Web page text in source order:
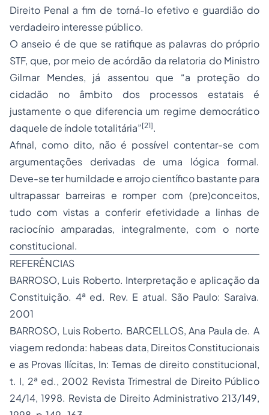
Direito Penal a fim de torná-lo efetivo e guardião do
verdadeiro interesse público.
O anseio é de que se ratifique as palavras do próprio
STF, que, por meio de acórdão da relatoria do Ministro
Gilmar Mendes, já assentou que “a proteção do
cidadão no âmbito dos processos estatais é
justamente o que diferencia um regime democrático
daquele de índole totalitária”[21].
Afinal, como dito, não é possível contentar-se com
argumentações derivadas de uma lógica formal.
Deve-se ter humildade e arrojo científico bastante para
ultrapassar barreiras e romper com (pre)conceitos,
tudo com vistas a conferir efetividade a linhas de
raciocínio amparadas, integralmente, com o norte
constitucional.
REFERÊNCIAS
BARROSO, Luis Roberto. Interpretação e aplicação da
Constituição. 4ª ed. Rev. E atual. São Paulo: Saraiva.
2001
BARROSO, Luis Roberto. BARCELLOS, Ana Paula de. A
viagem redonda: habeas data, Direitos Constitucionais
e as Provas Ilícitas, In: Temas de direito constitucional,
t. I, 2ª ed., 2002 Revista Trimestral de Direito Público
24/14, 1998. Revista de Direito Administrativo 213/149,